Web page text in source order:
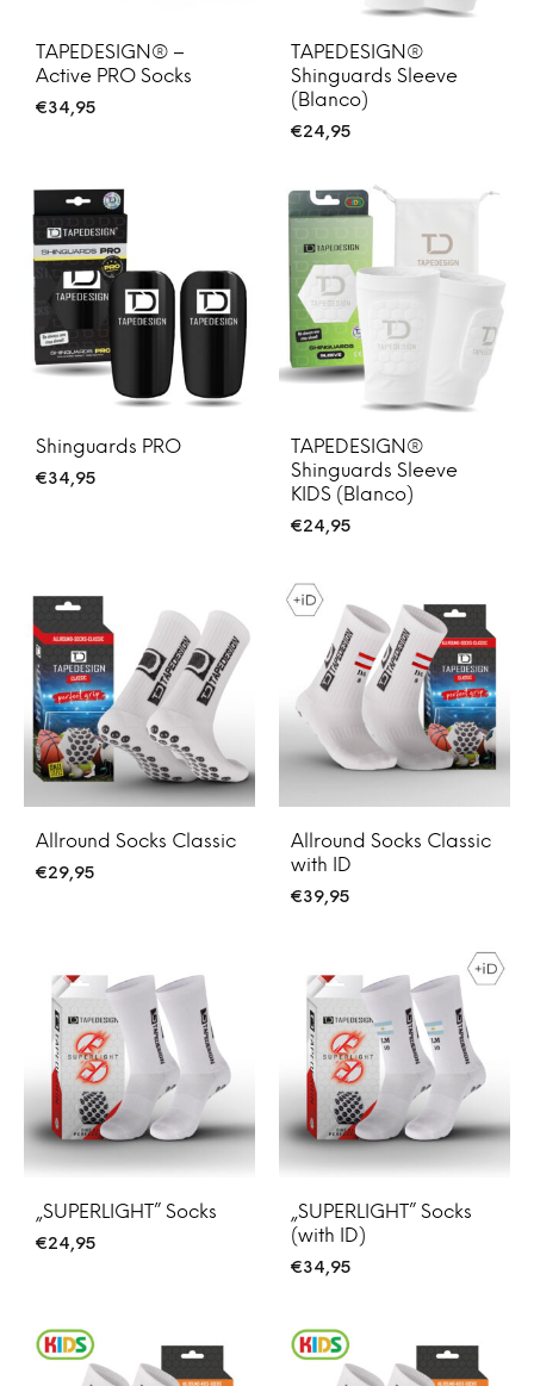
TAPEDESIGN® –
Active PRO Socks
€34,95
TAPEDESIGN®
Shinguards Sleeve
(Blanco)
€24,95
Shinguards PRO
€34,95
TAPEDESIGN®
Shinguards Sleeve
KIDS (Blanco)
€24,95
Allround Socks Classic
€29,95
Allround Socks Classic
with ID
€39,95
„SUPERLIGHT” Socks
€24,95
„SUPERLIGHT” Socks
(with ID)
€34,95